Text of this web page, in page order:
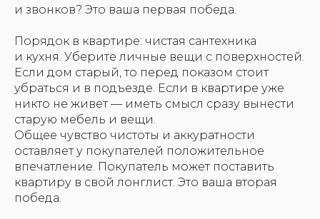
и звонков? Это ваша первая победа.
Порядок в квартире: чистая сантехника
и кухня. Уберите личные вещи с поверхностей.
Если дом старый, то перед показом стоит
убраться и в подъезде. Если в квартире уже
никто не живет — иметь смысл сразу вынести
старую мебель и вещи.
Общее чувство чистоты и аккуратности
оставляет у покупателей положительное
впечатление. Покупатель может поставить
квартиру в свой лонглист. Это ваша вторая
победа.